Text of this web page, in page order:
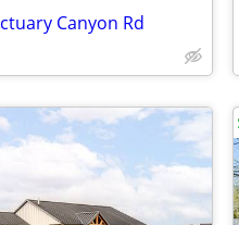
Canyon Rd